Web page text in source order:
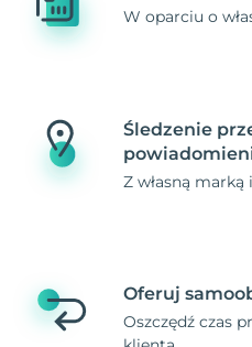
W oparciu o
Śledzenie
Z własną
Oferuj
Oszczędź czas